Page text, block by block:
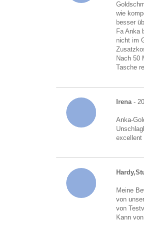
wie
besser
Fa Anka
nicht im
Nach 50
Tasche
Irena-
Anka-
excellent
Meine
von
von
Kann